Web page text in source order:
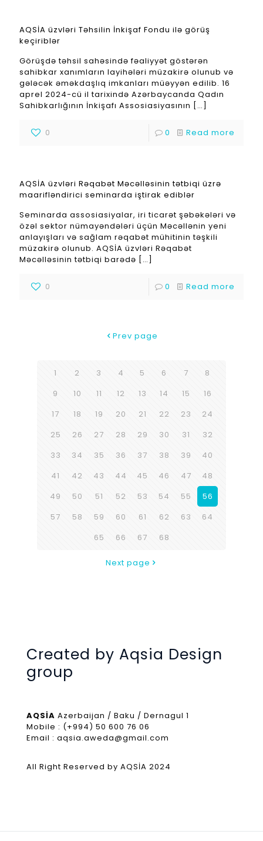
AQSİA üzvləri Təhsilin İnkişaf Fondu ilə görüş
keçiriblər
Görüşdə təhsil sahəsində fəaliyyət göstərən
sahibkar xanımların layihələri müzakirə olunub və
gələcək əməkdaşlıq imkanları müəyyən edilib. 16
aprel 2024-cü il tarixində Azərbaycanda Qadın
Sahibkarlığının İnkişafı Assosiasiyasının […]
0 0 Read more
AQSİA üzvləri Rəqabət Məcəlləsinin tətbiqi üzrə
maarifləndirici seminarda iştirak ediblər
Seminarda assosiasiyalar, iri ticarət şəbəkələri və
özəl sektor nümayəndələri üçün Məcəllənin yeni
anlayışları və sağlam rəqabət mühitinin təşkili
müzakirə olunub. AQSİA üzvləri Rəqabət
Məcəlləsinin tətbiqi barədə […]
0 0 Read more
Prev page
1 2 3 4 5 6 7
8
9
10 11 12 13 14 15
16
17
18 19 20 21 22 23
24
25
26 27 28 29 30 31
32
33
34 35 36 37 38 39
40
41
42 43 44 45 46 47
48
49
50 51 52 53 54 55
56
57
58 59 60 61 62 63
64
65
66 67 68
Next page
Created by Aqsia Design
group
AQSİA Azerbaijan / Baku / Dernagul 1
Mobile : (+994) 50 600 76 06
Email : aqsia.aweda@gmail.com
All Right Reserved by AQSİA 2024